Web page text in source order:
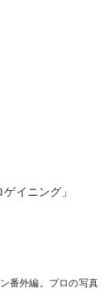
イニング」